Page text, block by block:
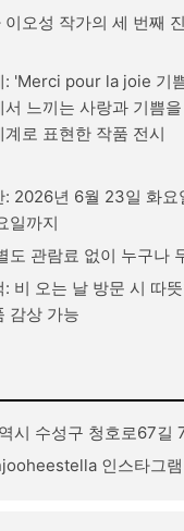
이오성 작가의 세 번째
: 'Merci pour la joie 기
느끼는 사랑과 기쁨을
계로 표현한 작품 전시
: 2026년 6월 23일 화요
일까지
도 관람료 없이 누구나
: 비 오는 날 방문 시 따
감상 가능
시 수성구 청호로67길
인스타그램